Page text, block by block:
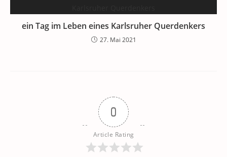
ein Tag im Leben eines Karlsruher Querdenkers
27. Mai 2021
0
Article Rating